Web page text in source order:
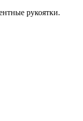
рукоятки.